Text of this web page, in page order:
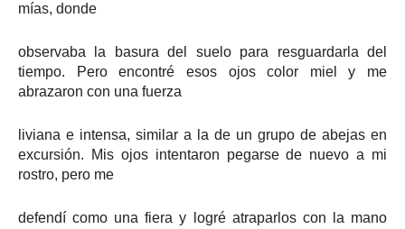
mías, donde
observaba la basura del suelo para resguardarla del
tiempo. Pero encontré esos ojos color miel y me
abrazaron con una fuerza
liviana e intensa, similar a la de un grupo de abejas en
excursión. Mis ojos intentaron pegarse de nuevo a mi
rostro, pero me
defendí como una fiera y logré atraparlos con la mano